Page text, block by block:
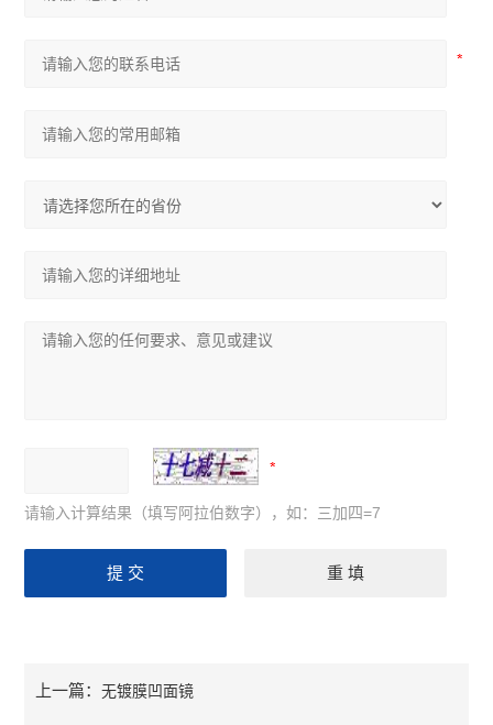
请输入计算结果（填写阿拉伯数字），如：三加四=7
上一篇：无镀膜凹面镜